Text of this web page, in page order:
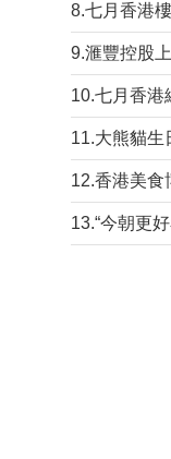
8.七月香港
9.滙豐控股
10.七月香港
11.大熊貓生